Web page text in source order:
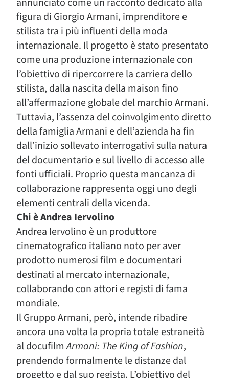
figura di Giorgio Armani, imprenditore e
stilista tra i più influenti della moda
internazionale. Il progetto è stato presentato
come una produzione internazionale con
l’obiettivo di ripercorrere la carriera dello
stilista, dalla nascita della maison fino
all’affermazione globale del marchio Armani.
Tuttavia, l’assenza del coinvolgimento diretto
della famiglia Armani e dell’azienda ha fin
dall’inizio sollevato interrogativi sulla natura
del documentario e sul livello di accesso alle
fonti ufficiali. Proprio questa mancanza di
collaborazione rappresenta oggi uno degli
elementi centrali della vicenda.
Chi è Andrea Iervolino
Andrea Iervolino è un produttore
cinematografico italiano noto per aver
prodotto numerosi film e documentari
destinati al mercato internazionale,
collaborando con attori e registi di fama
mondiale.
Il Gruppo Armani, però, intende ribadire
ancora una volta la propria totale estraneità
al docufilmArmani: The King of Fashion,
prendendo formalmente le distanze dal